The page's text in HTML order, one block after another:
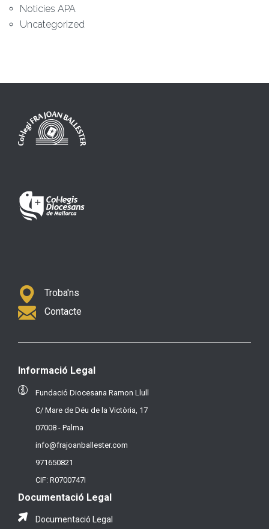
Noticies APA
Uncategorized
Troba'ns
Contacte
Informació Legal
Fundació Diocesana Ramon Llull
C/ Mare de Déu de la Victòria, 17
07008 - Palma
info@frajoanballester.com
971650821
CIF: R0700747I
Documentació Legal
Documentació Legal